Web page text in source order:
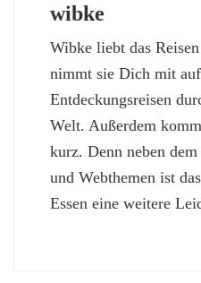
wibke
Wibke liebt das
nimmt sie Dich mit
Entdeckungsreisen
Welt. Außerdem
kurz. Denn neben
und Webthemen ist
Essen eine weitere